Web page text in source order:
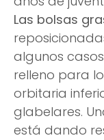
Las bolsas
algunos
relleno para
orbitaria
glabelares.
está dando